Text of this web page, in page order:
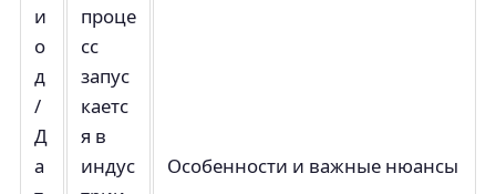
и
о
д
/
Д
а
проце
сс
запус
каетс
я в
индус
Особенности и важные нюансы